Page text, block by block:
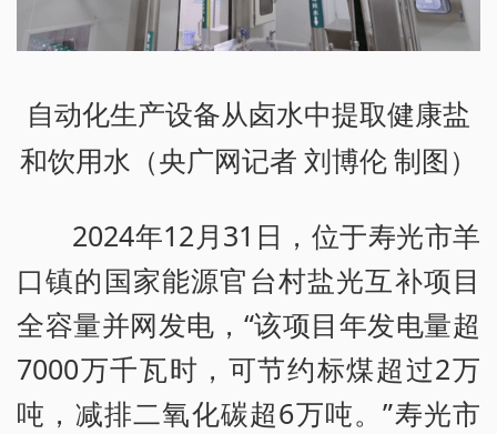
自动化生产设备从卤水中提取健康盐
和饮用水（央广网记者 刘博伦 制图）
2024年12月31日，位于寿光市羊
口镇的国家能源官台村盐光互补项目
全容量并网发电，“该项目年发电量超
7000万千瓦时，可节约标煤超过2万
吨，减排二氧化碳超6万吨。”寿光市